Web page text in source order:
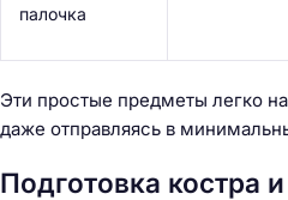
палочка
Эти простые предметы легко
даже отправляясь в
Подготовка костра